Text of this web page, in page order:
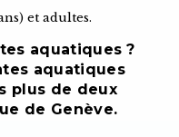
et adultes.
aquatiques ?
aquatiques
plus de deux
de Genève.